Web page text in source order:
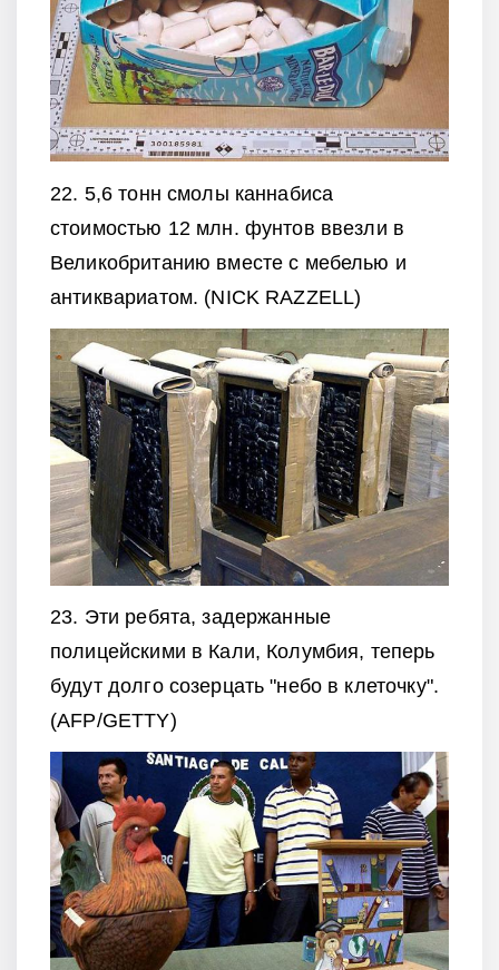
22. 5,6 тонн смолы каннабиса
стоимостью 12 млн. фунтов ввезли в
Великобританию вместе с мебелью и
антиквариатом. (NICK RAZZELL)
23. Эти ребята, задержанные
полицейскими в Кали, Колумбия, теперь
будут долго созерцать "небо в клеточку".
(AFP/GETTY)